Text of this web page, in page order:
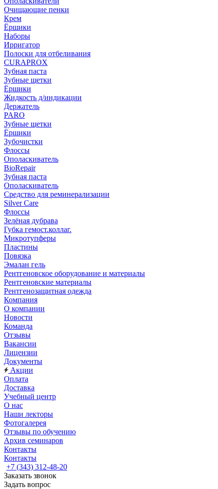
Очищающие пенки
Крем
Ёршики
Наборы
Ирригатор
Полоски для отбеливания
CURAPROX
Зубная паста
Зубные щетки
Ёршики
Жидкость д/индикации
Держатель
PARO
Зубные щетки
Ёршики
Зубочистки
Флоссы
Ополаскиватель
BioRepair
Зубная паста
Ополаскиватель
Средство для реминерализации
Silver Care
Флоссы
Зелёная дубрава
Губка гемост.коллаг.
Микротупферы
Пластины
Повязка
Эмалан гель
Рентгеновское оборудование и материалы
Рентгеновские материалы
Рентгенозащитная одежда
Компания
О компании
Новости
Команда
Отзывы
Вакансии
Лицензии
Документы
Акции
Оплата
Доставка
Учебный центр
О нас
Наши лекторы
Фотогалерея
Отзывы по обучению
Архив семинаров
Контакты
Контакты
+7 (343) 312-48-20
Заказать звонок
Задать вопрос